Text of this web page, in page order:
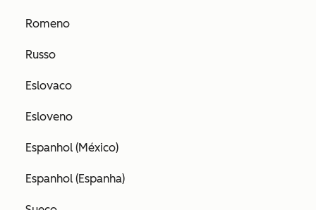
Romeno
Russo
Eslovaco
Esloveno
Espanhol (México)
Espanhol (Espanha)